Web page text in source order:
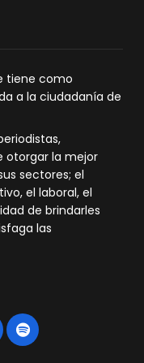
tiene como
a la ciudadanía de
otorgar la mejor
sectores; el
el laboral, el
de brindarles
las